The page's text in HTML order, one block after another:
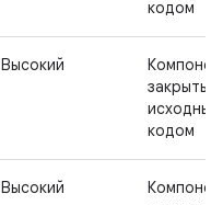
кодом
Высокий
закрытым
исходным
кодом
Высокий